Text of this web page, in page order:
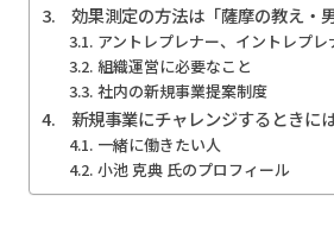
効果測定の方法は「薩摩の教え・
アントレプレナー、イントレプ
組織運営に必要なこと
社内の新規事業提案制度
新規事業にチャレンジするときに
一緒に働きたい人
小池 克典 氏のプロフィール